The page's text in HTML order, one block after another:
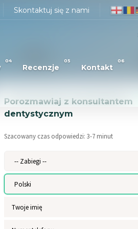
Skontaktuj się z nami
04
Recenzje
05
Kontakt
06
Porozmawiaj z konsultantem
dentystycznym
Szacowany czas odpowiedzi: 3-7minut